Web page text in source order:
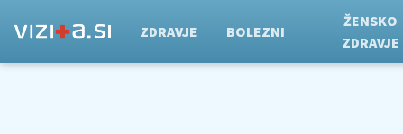
ZDRAVJE BOLEZNI
ŽENSKO
ZDRAVJE